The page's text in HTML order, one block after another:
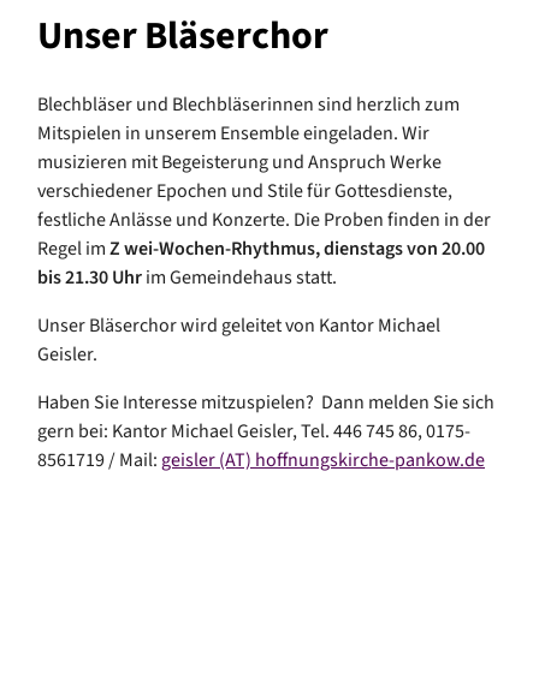
Unser Bläserchor
Blechbläser und Blechbläserinnen sind herzlich zum
Mitspielen in unserem Ensemble eingeladen. Wir
musizieren mit Begeisterung und Anspruch Werke
verschiedener Epochen und Stile für Gottesdienste,
festliche Anlässe und Konzerte. Die Proben finden in der
Regel imZwei-Wochen-Rhythmus, dienstags von 20.00
bis 21.30 Uhrim Gemeindehaus statt.
Unser Bläserchor wird geleitet von Kantor Michael
Geisler.
Haben Sie Interesse mitzuspielen? Dann melden Sie sich
gern bei: Kantor Michael Geisler, Tel. 446 745 86, 0175-
8561719 / Mail:geisler (AT) hoffnungskirche-pankow.de